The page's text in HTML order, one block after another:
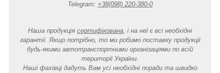
Telegram: +38(098) 220-380-0
Наша продукція сертифікована, і на неї є всі необхідні
гарантії. Якщо потрібно, то ми робимо поставку продукції
будь-якими автотранспортними організаціями по всій
території України.
Наші фахівці дадуть Вам усі необхідні поради та швидко